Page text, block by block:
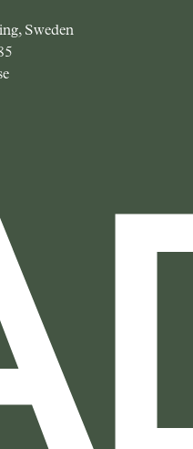
Sweden